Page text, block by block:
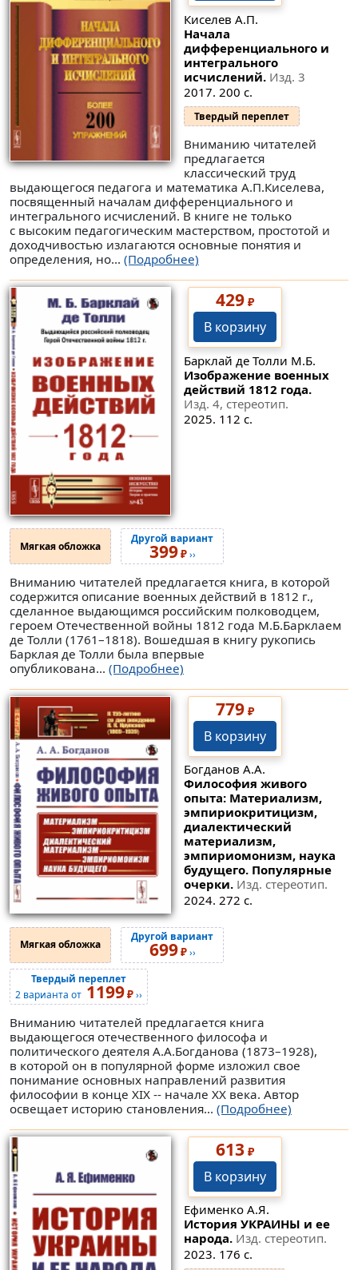
Киселев А.П.
Начала
дифференциального и
интегрального
исчислений. Изд. 3
2017. 200 с.
Твердый переплет
Вниманию читателей
предлагается
классический труд
выдающегося педагога и математика А.П.Киселева,
посвященный началам дифференциального и
интегрального исчислений. В книге не только
с высоким педагогическим мастерством, простотой и
доходчивостью излагаются основные понятия и
определения, но... (Подробнее)
429₽
В корзину
Барклай де Толли М.Б.
Изображение военных
действий 1812 года.
Изд. 4, стереотип.
2025. 112 с.
Мягкая обложка
Другой вариант
399₽››
Вниманию читателей предлагается книга, в которой
содержится описание военных действий в 1812 г.,
сделанное выдающимся российским полководцем,
героем Отечественной войны 1812 года М.Б.Барклаем
де Толли (1761–1818). Вошедшая в книгу рукопись
Барклая де Толли была впервые
опубликована... (Подробнее)
779₽
В корзину
Богданов А.А.
Философия живого
опыта: Материализм,
эмпириокритицизм,
диалектический
материализм,
эмпириомонизм, наука
будущего. Популярные
очерки. Изд. стереотип.
2024. 272 с.
Мягкая обложка
Другой вариант
699₽››
Твердый переплет
2 варианта от 1199₽››
Вниманию читателей предлагается книга
выдающегося отечественного философа и
политического деятеля А.А.Богданова (1873–1928),
в которой он в популярной форме изложил свое
понимание основных направлений развития
философии в конце XIX -- начале XX века. Автор
освещает историю становления... (Подробнее)
613₽
В корзину
Ефименко А.Я.
История УКРАИНЫ и ее
народа. Изд. стереотип.
2023. 176 с.